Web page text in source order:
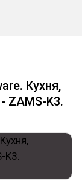
Кухня,
ZAMS-K3.